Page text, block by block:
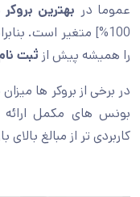
عموما در بهترین
100%] متغیر است.
را همیشه پیش از ثبت
در برخی از بروکر ها
بونس های مکمل
کاربردی تر از مبالغ